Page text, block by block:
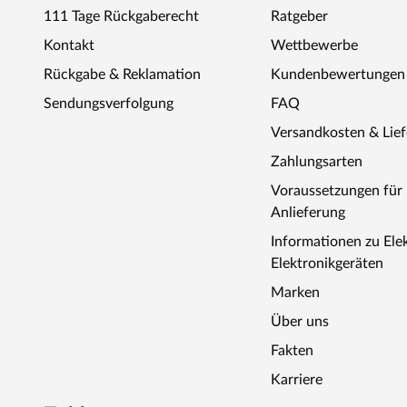
Stufenlos zwischen 10 und 100 °C regelbar
Soll-/Ist-Temperaturanzeige in Celsius
Anschluss für Kabinenbeleuchtung
Kabinenbeleuchtung in 10er Schritten veränderbar (10% -
Sicherheitstemperaturbegrenzung bei 140 °C
Bei Abschaltung Haltung der letzten Werte
Maße (B x H x T): 23,5 x 19,5 x 7,5 cm
2 Liegen, Ofenschutzgitter aus stabilem Fichtenholz, 1
Steuerung, Dachkranz inkl. 3 LED-Strahlern á 7, 5 Watt,
111 Tage Rückgaberecht
Kontakt
Rückgabe & Reklamation
Sendungsverfolgung
Ratgeber
Wettbewerbe
Kundenbewertungen
FAQ
Versandkosten &
Zahlungsarten
Voraussetzungen für
Anlieferung
Informationen zu
Elektronikgeräten
Marken
Über uns
Fakten
Karriere